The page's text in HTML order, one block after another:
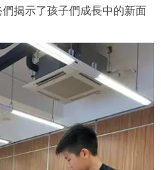
揭示了孩子們成長中的新面